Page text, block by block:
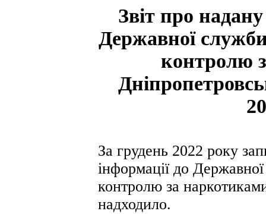
Звіт про
Державної служби
контролю
За грудень 2022 року
інформації до
контролю за
надходило.